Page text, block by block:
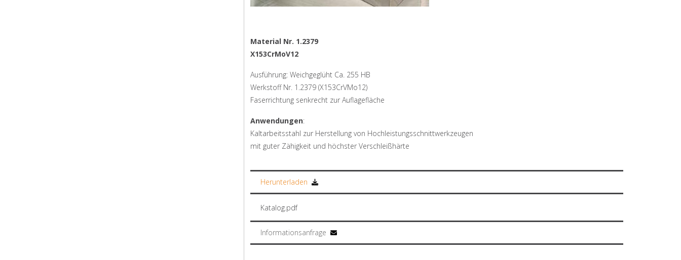
Material Nr. 1.2379
X153CrMoV12
Ausführung: Weichgeglüht Ca. 255 HB
Werkstoff Nr. 1.2379 (X153CrVMo12)
Faserrichtung senkrecht zur Auflagefläche
Anwendungen:
Kaltarbeitsstahl zur Herstellung von Hochleistungsschnittwerkzeugen
mit guter Zähigkeit und höchster Verschleißhärte
Herunterladen
Katalog.pdf
Informationsanfrage